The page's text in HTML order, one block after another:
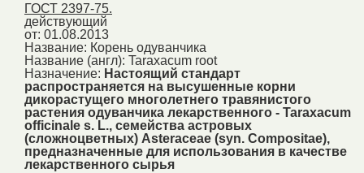
ГОСТ 2397-75.
действующий
от: 01.08.2013
Название: Корень одуванчика
Название (англ): Taraxacum root
Назначение: Настоящий стандарт
распространяется на высушенные корни
дикорастущего многолетнего травянистого
растения одуванчика лекарственного - Taraxacum
officinale s. L., семейства астровых
(сложноцветных) Asteraceae (syn. Compositae),
предназначенные для использования в качестве
лекарственного сырья